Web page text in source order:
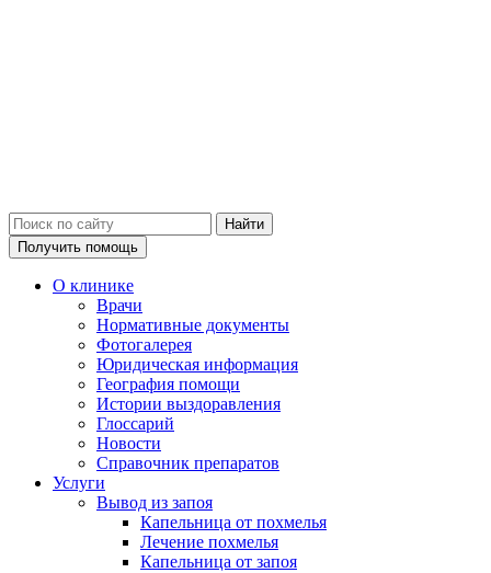
Получить помощь
О клинике
Врачи
Нормативные документы
Фотогалерея
Юридическая информация
География помощи
Истории выздоравления
Глоссарий
Новости
Справочник препаратов
Услуги
Вывод из запоя
Капельница от похмелья
Лечение похмелья
Капельница от запоя